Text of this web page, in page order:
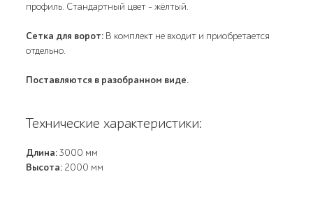
профиль. Стандартный цвет – жёлтый.
Сетка для ворот: В комплект не входит и приобретается
отдельно.
Поставляются в разобранном виде.
Технические характеристики:
Длина:3000 мм
Высота: 2000 мм